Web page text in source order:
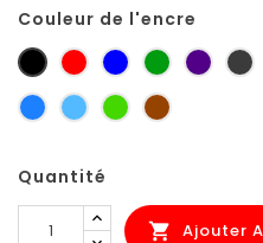
Couleur de l'encre
noir rougebleuvert violet
bleu
ciel
bleu
clair
vert
jaune
brun
Quantité
 Ajouter